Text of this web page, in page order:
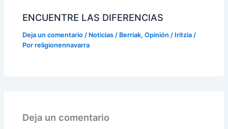
ENCUENTRE LAS DIFERENCIAS
Deja un comentario / Noticias / Berriak,Opinión / Iritzia /
Porreligionennavarra
Deja un comentario